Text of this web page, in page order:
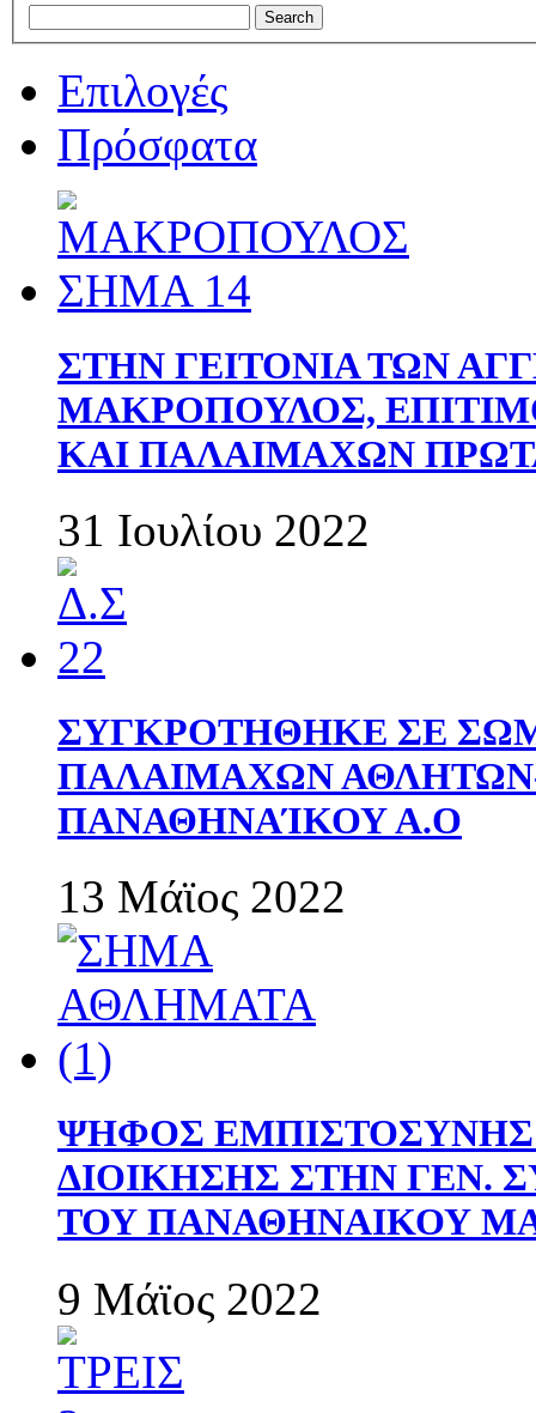
Επιλογές
Πρόσφατα
ΣΤΗΝ ΓΕΙΤΟΝΙΑ ΤΩΝ
ΜΑΚΡΟΠΟΥΛΟΣ,
ΚΑΙ ΠΑΛΑΙΜΑΧΩΝ
31 Ιουλίου 2022
ΣΥΓΚΡΟΤΗΘΗΚΕ ΣΕ
ΠΑΛΑΙΜΑΧΩΝ
ΠΑΝΑΘΗΝΑΊΚΟΥ Α.Ο
13 Μάϊος 2022
ΨΗΦΟΣ
ΔΙΟΙΚΗΣΗΣ ΣΤΗΝ ΓΕΝ.
ΤΟΥ ΠΑΝΑΘΗΝΑΙΚΟΥ
9 Μάϊος 2022